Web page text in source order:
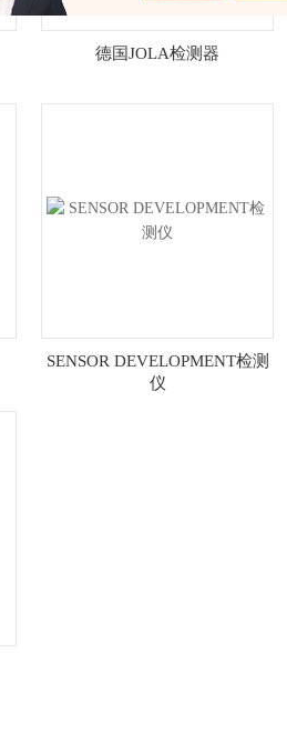
德国JOLA检测器
SENSOR DEVELOPMENT检测
仪